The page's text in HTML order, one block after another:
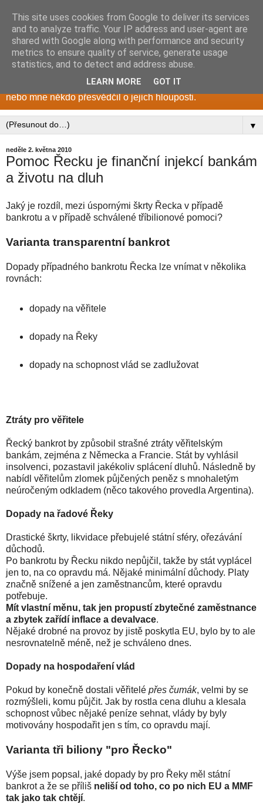
Zadlužení.cz
Blog o neustálém zadlužování veřejných rozpočtů. No
blog...publikované články s lehkým srdcem měním, doplňuji,
opravuji nebo mažu, pokud jsem změnil názor, zastaraly
nebo mne někdo přesvědčil o jejich hlouposti.
▼
neděle 2. května 2010
Pomoc Řecku je finanční injekcí bankám
a životu na dluh
Jaký je rozdíl, mezi úspornými škrty Řecka v případě
bankrotu a v případě schválené tříbilionové pomoci?
Varianta transparentní bankrot
Dopady případného bankrotu Řecka lze vnímat v několika
rovnách:
dopady na věřitele
dopady na Řeky
dopady na schopnost vlád se zadlužovat
Ztráty pro věřitele
Řecký bankrot by způsobil strašné ztráty věřitelským
bankám, zejména z Německa a Francie. Stát by vyhlásil
insolvenci, pozastavil jakékoliv splácení dluhů. Následně by
nabídl věřitelům zlomek půjčených peněz s mnohaletým
neúročeným odkladem (něco takového provedla Argentina).
Dopady na řadové Řeky
Drastické škrty, likvidace přebujelé státní sféry, ořezávání
důchodů.
Po bankrotu by Řecku nikdo nepůjčil, takže by stát vyplácel
jen to, na co opravdu má. Nějaké minimální důchody. Platy
značně snížené a jen zaměstnancům, které opravdu
potřebuje.
Mít vlastní měnu, tak jen propustí zbytečné zaměstnance
a zbytek zařídí inflace a devalvace.
Nějaké drobné na provoz by jistě poskytla EU, bylo by to ale
nesrovnatelně méně, než je schváleno dnes.
Dopady na hospodaření vlád
Pokud by konečně dostali věřitelé přes čumák, velmi by se
rozmýšleli, komu půjčit. Jak by rostla cena dluhu a klesala
schopnost vůbec nějaké peníze sehnat, vlády by byly
motivovány hospodařit jen s tím, co opravdu mají.
Varianta tři biliony "pro Řecko"
Výše jsem popsal, jaké dopady by pro Řeky měl státní
bankrot a že se příliš neliší od toho, co po nich EU a MMF
tak jako tak chtějí.
This site uses cookies from Google to deliver its services
and to analyze traffic. Your IP address and user-agent are
shared with Google along with performance and security
metrics to ensure quality of service, generate usage
statistics, and to detect and address abuse.
LEARN MORE GOT IT